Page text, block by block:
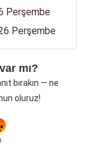
Perşembe
Perşembe
mı?
bırakın — ne
oluruz!